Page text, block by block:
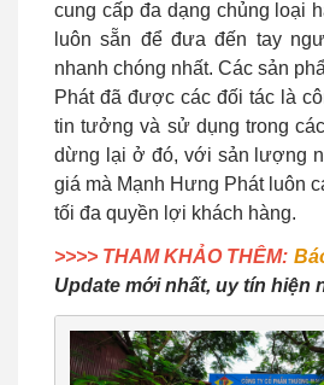
cung cấp đa dạng chủng loại
luôn sẵn để đưa đến tay
nhanh chóng nhất. Các sản
Phát đã được các đối tác là
tin tưởng và sử dụng trong
dừng lại ở đó, với sản lượng
giá mà Mạnh Hưng Phát luôn
tối đa quyền lợi khách hàng.
>>>> THAM KHẢO THÊM:
Update mới nhất, uy tín hiện